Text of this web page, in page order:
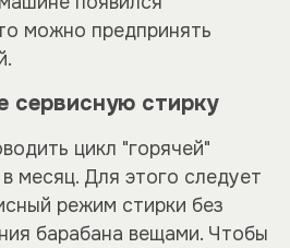
можно предпринять
сервисную стирку
цикл "горячей"
месяц. Для этого следует
режим стирки без
барабана вещами. Чтобы